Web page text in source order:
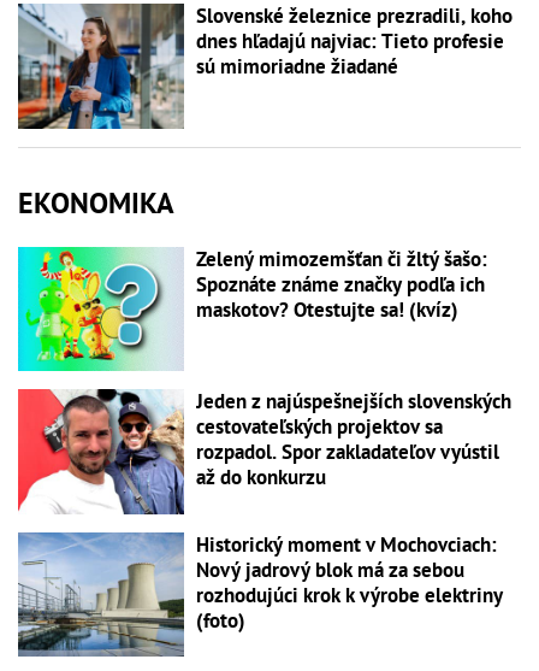
Slovenské železnice prezradili, koho
dnes hľadajú najviac: Tieto profesie
sú mimoriadne žiadané
EKONOMIKA
Zelený mimozemšťan či žltý šašo:
Spoznáte známe značky podľa ich
maskotov? Otestujte sa! (kvíz)
Jeden z najúspešnejších slovenských
cestovateľských projektov sa
rozpadol. Spor zakladateľov vyústil
až do konkurzu
Historický moment v Mochovciach:
Nový jadrový blok má za sebou
rozhodujúci krok k výrobe elektriny
(foto)